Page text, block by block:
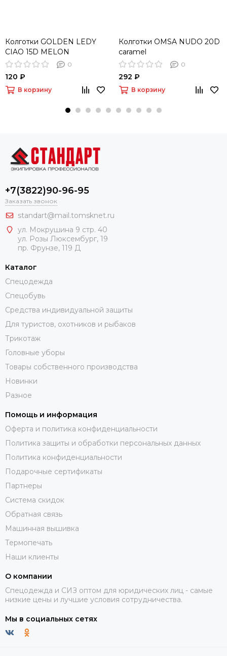
Колготки GOLDEN LEDY
CIAO 15D MELON
0
120 ₽
В корзину
Колготки OMSA NUDO 20D
caramel
0
292 ₽
В корзину
+7(3822)90-96-95
Заказать звонок
standart@mail.tomsknet.ru
ул. Мокрушина 9 стр. 40
ул. Розы Люксембург, 19
пр. Фрунзе, 119 Д
Каталог
Спецодежда
Спецобувь
Средства индивидуальной защиты
Для туристов, охотников и рыбаков
Трикотаж
Головные уборы
Товары собственного производства
Новинки
Разное
Помощь и информация
Оферта и политика конфиденциальности
Политика защиты и обработки персональных данных
Политика конфиденциальности
Подарочные сертификаты
Партнеры
Система скидок
Обратная связь
Машинная вышивка
Термопечать
Наши клиенты
О компании
Спецодежда и СИЗ оптом для юридических лиц - самые
низкие цены и лучшие условия сотрудничества.
Мы в социальных сетях